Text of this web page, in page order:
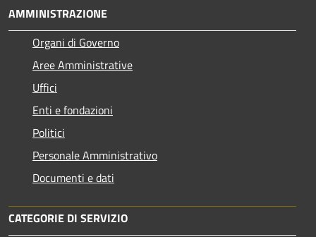
AMMINISTRAZIONE
Organi di Governo
Aree Amministrative
Uffici
Enti e fondazioni
Politici
Personale Amministrativo
Documenti e dati
CATEGORIE DI SERVIZIO